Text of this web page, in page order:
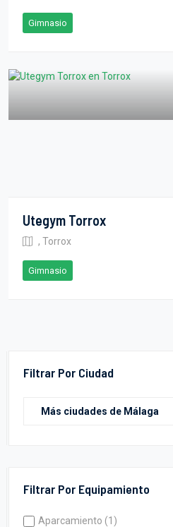
Filtrar Por Ciudad
Filtrar Por Equipamiento
Aparcamiento (1)
Gimnasio
Utegym Torrox
, Torrox
Gimnasio